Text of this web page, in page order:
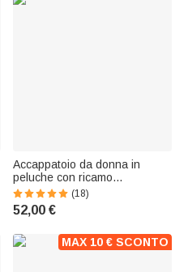
Accappatoio da donna in
peluche con ricamo
personalizzato del nome del
monogramma Uso quotidiano
Regalo di compleanno per le
(18)
52,00 €
MAX 10 € SCONTO